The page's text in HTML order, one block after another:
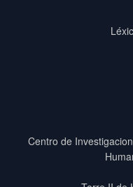
Centro de